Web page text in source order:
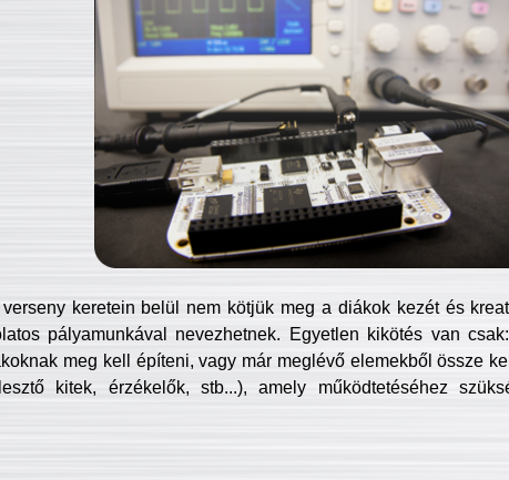
keretein belül nem kötjük meg a diákok kezét és
pályamunkával nevezhetnek. Egyetlen kikötés van
meg kell építeni, vagy már meglévő elemekből össze
kitek, érzékelők, stb...), amely működtetéséhez